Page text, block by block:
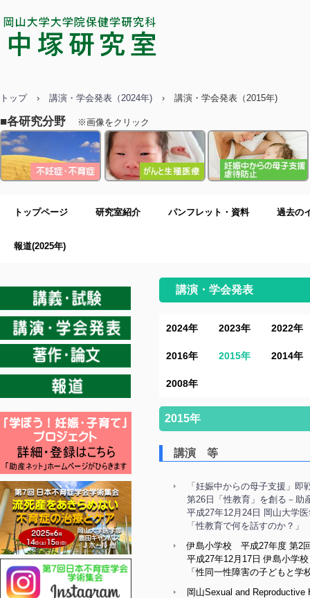
研究科
トップ › 講演・学会発表（2024年) › 講演・学会発表（2015年)
■各研究分野 ※画像をクリック
トップページ 研究室紹介 パンフレット・資料 過去の
報道(2025年)
講演・学会発表
2024年 2023年 2022年
2016年 2015年 2014年
2008年
2015年
講演 等
「妊娠中からの母子支援」
第26日「性教育」を創る－助
平成27年12月24日 岡山大学
「性教育で何を話すのか？」
伊島小学校 平成27年度 第2
平成27年12月17日 伊島小学校
「性同一性障害の子どもと学
岡山Sexual and